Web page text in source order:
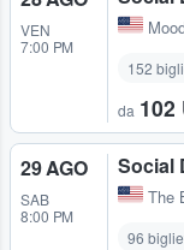
VEN
7:00 PM
152
da 102
29 AGO
SAB
8:00 PM
Social
The
96